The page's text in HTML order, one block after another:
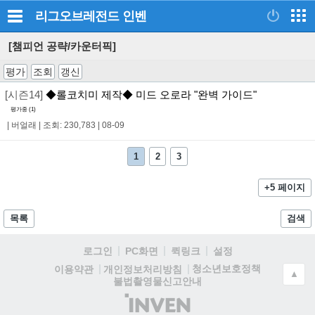
리그오브레전드 인벤
[챔피언 공략/카운터픽]
평가 조회 갱신
[시즌14] ◆롤코치미 제작◆ 미드 오로라 "완벽 가이드"
평가중 (1)
버얼래 조회: 230,783 08-09
1 2 3
+5 페이지
목록 검색
로그인 PC화면 퀵링크
설정
이용약관
개인정보처리방침
청소년보호정책
불법촬영물신고안내
(주)
▲